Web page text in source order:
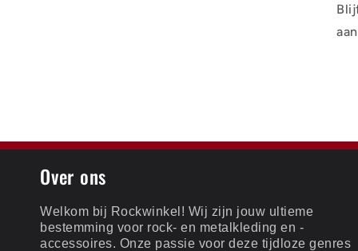
Over ons
Welkom bij Rockwinkel! Wij zijn jouw ultieme
bestemming voor rock- en metalkleding en -
accessoires. Onze passie voor deze tijdloze genres